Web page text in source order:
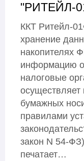
"РИТЕЙЛ-
ККТ Ритейл-
хранение
накопителях
информацию
налоговые
осуществляет
бумажных
правилами
закон N 54-
печатает…